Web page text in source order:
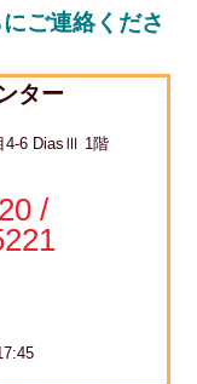
ご連絡くださ
ター
4-6 DiasⅢ 1階
/